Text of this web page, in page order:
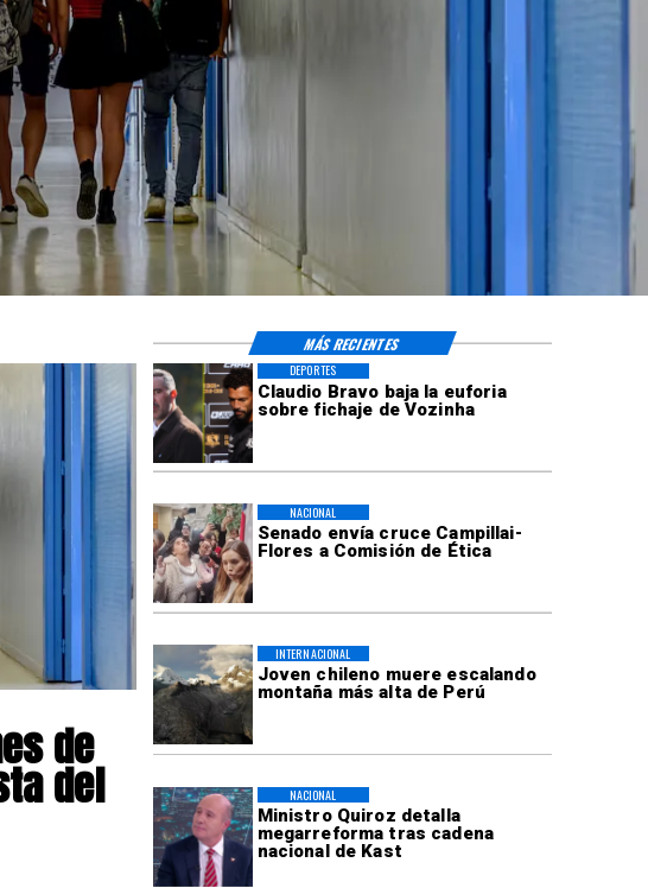
Claudio Bravo baja la euforia
sobre fichaje de Vozinha
DEPORTES
Senado envía cruce Campillai-
Flores a Comisión de Ética
NACIONAL
Joven chileno muere escalando
montaña más alta de Perú
INTERNACIONAL
Ministro Quiroz detalla
megarreforma tras cadena
nacional de Kast
NACIONAL
de
del
MÁS RECIENTES